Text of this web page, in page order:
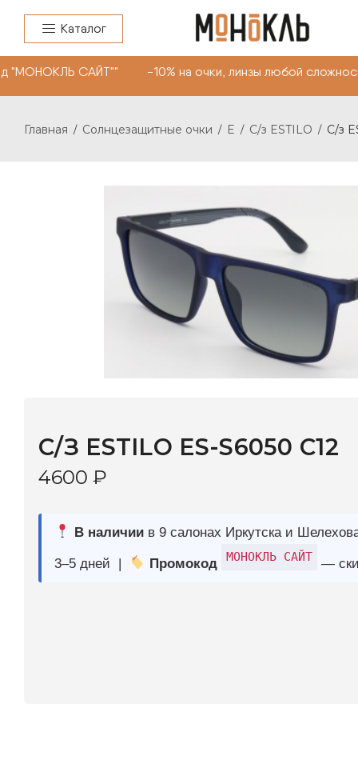
Каталог
САЙТ"" -10% на очки, линзы любой
Главная / Солнцезащитные очки / E / С/з ESTILO / С/з
С/З ESTILO ES-S6050 C12
В наличиив 9 салонах Иркутска и Шелехова |
3–5 дней |